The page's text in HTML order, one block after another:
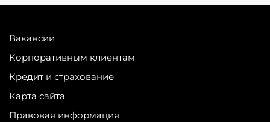
Вакансии
Корпоративным клиентам
Кредит и страхование
Карта сайта
Правовая информация